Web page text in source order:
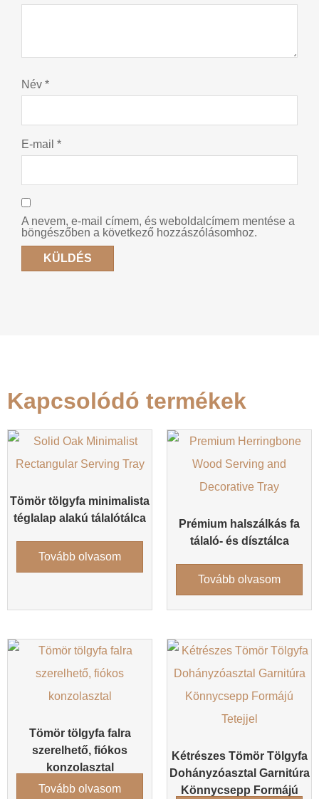
Név *
E-mail *
A nevem, e-mail címem, és weboldalcímem mentése a
böngészőben a következő hozzászólásomhoz.
Kapcsolódó termékek
Tömör tölgyfa minimalista
téglalap alakú tálalótálca
Tovább olvasom
Prémium halszálkás fa
tálaló- és dísztálca
Tovább olvasom
Tömör tölgyfa falra
szerelhető, fiókos
konzolasztal
Tovább olvasom
Kétrészes Tömör Tölgyfa
Dohányzóasztal Garnitúra
Könnycsepp Formájú